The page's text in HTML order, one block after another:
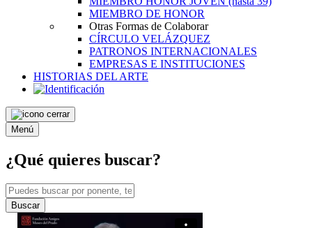
MIEMBRO DE HONOR
Otras Formas de Colaborar
CÍRCULO VELÁZQUEZ
PATRONOS INTERNACIONALES
EMPRESAS E INSTITUCIONES
HISTORIAS DEL ARTE
Menú
¿Qué quieres buscar?
Buscar